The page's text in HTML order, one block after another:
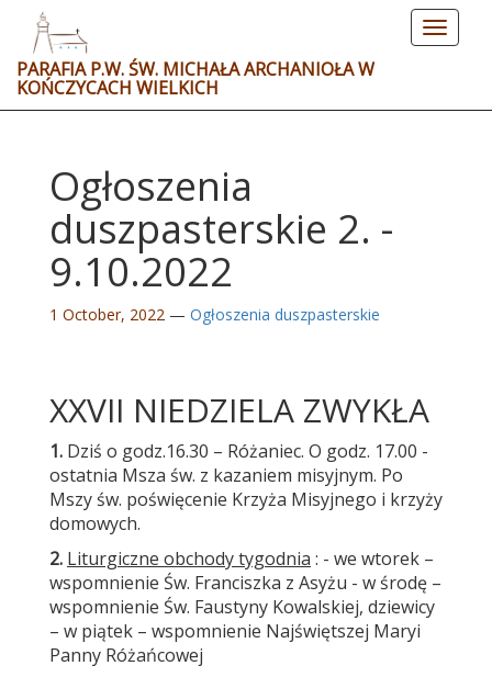
Toggle
PARAFIA P.W. ŚW. MICHAŁA ARCHANIOŁA W
KOŃCZYCACH WIELKICH
Ogłoszenia
duszpasterskie 2. -
9.10.2022
1 October, 2022 — Ogłoszenia duszpasterskie
XXVII NIEDZIELA ZWYKŁA
1. Dziś o godz.16.30 – Różaniec. O godz. 17.00 -
ostatnia Msza św. z kazaniem misyjnym. Po
Mszy św. poświęcenie Krzyża Misyjnego i krzyży
domowych.
2. Liturgiczne obchody tygodnia : - we wtorek –
wspomnienie Św. Franciszka z Asyżu - w środę –
wspomnienie Św. Faustyny Kowalskiej, dziewicy
– w piątek – wspomnienie Najświętszej Maryi
Panny Różańcowej